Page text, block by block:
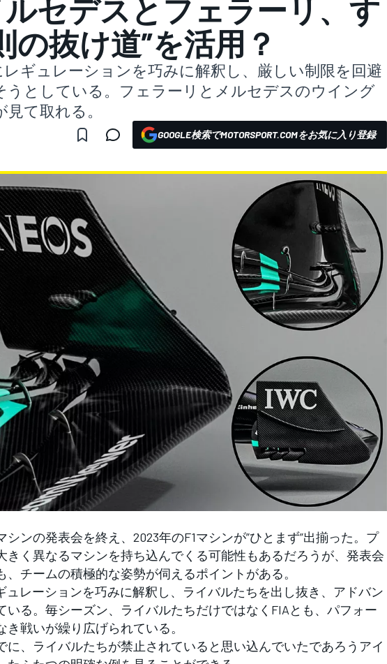
セデスとフェラーリ、す
の抜け道”を活用？
レギュレーションを巧みに解釈し、厳しい制限を回避
うとしている。フェラーリとメルセデスのウイング
て取れる。
GOOGLE検索でMOTORSPORT.COMをお気に入り登録
ンの発表会を終え、2023年のF1マシンが”ひとまず”出揃った。プ
きく異なるマシンを持ち込んでくる可能性もあるだろうが、発表会
チームの積極的な姿勢が伺えるポイントがある。
レーションを巧みに解釈し、ライバルたちを出し抜き、アドバン
いる。毎シーズン、ライバルたちだけではなくFIAとも、パフォー
戦いが繰り広げられている。
、ライバルたちが禁止されていると思い込んでいたであろうアイ